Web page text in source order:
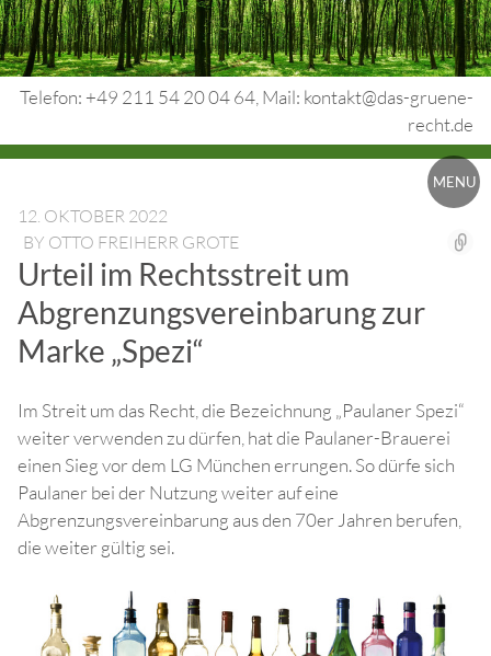
Skip
to
content
Telefon: +49 211 54 20 04 64, Mail: kontakt@das-gruene-
recht.de
Medienrecht.
gewerbl.
Rechtsschutz.
MENU
12. OKTOBER 2022
BY OTTO FREIHERR GROTE
Urteil im Rechtsstreit um
Abgrenzungsvereinbarung zur
Marke „Spezi“
Im Streit um das Recht, die Bezeichnung „Paulaner Spezi“
weiter verwenden zu dürfen, hat die Paulaner-Brauerei
einen Sieg vor dem LG München errungen. So dürfe sich
Paulaner bei der Nutzung weiter auf eine
Abgrenzungsvereinbarung aus den 70er Jahren berufen,
die weiter gültig sei.